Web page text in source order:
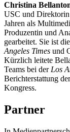
Christina
USC und Direktorin
Jahren als
Produzentin und
gearbeitet. Sie ist
Angeles Times und
Kürzlich leitete
Teams bei der Los
Berichterstattung
Kongress.
Partner